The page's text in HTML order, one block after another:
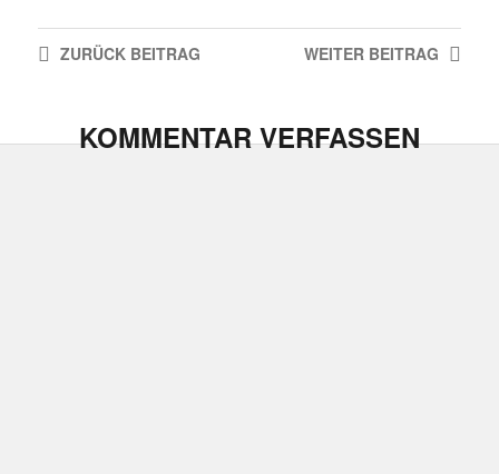
WEITER BEITRAG
ZURÜCKBEITRAG
KOMMENTAR VERFASSEN